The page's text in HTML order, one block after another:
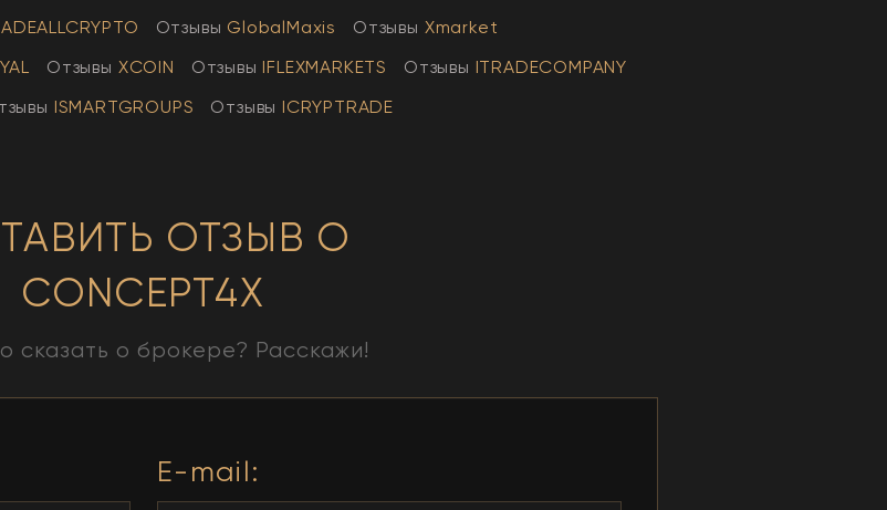
Отзывы GlobalMaxis Отзывы Xmarket
Отзывы XCOIN Отзывы IFLEXMARKETS Отзывы ITRADECOMPANY
ISMARTGROUPS Отзывы ICRYPTRADE
ОТЗЫВ О
CONCEPT4X
сказать о брокере? Расскажи!
E-mail: